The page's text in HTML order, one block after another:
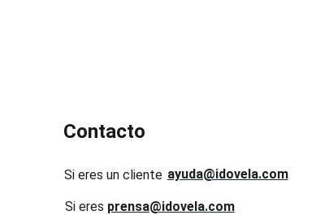
Contacto
Si eres un cliente
prensa@idovela.com
Si eres
ayuda@idovela.com